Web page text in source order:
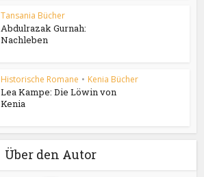
Tansania Bücher
Abdulrazak Gurnah:
Nachleben
Historische Romane • Kenia Bücher
Lea Kampe: Die Löwin von
Kenia
Über den Autor